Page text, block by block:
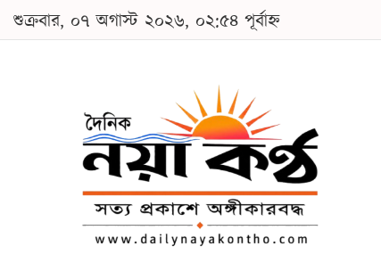
শুক্রবার, ০৭ অগাস্ট ২০২৬, ০২:৫৪ পূর্বাহ্ন